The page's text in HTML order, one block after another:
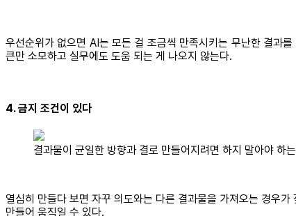
우선순위가 없으면 AI는 모든 걸 조금씩 만족시키는 무난한 결과
큰만 소모하고 실무에도 도움 되는 게 나오지 않는다.
4. 금지 조건이 있다
결과물이 균일한 방향과 결로 만들어지려면 하지 말아야
열심히 만들다 보면 자꾸 의도와는 다른 결과물을 가져오는 경우
만들어 움직일 수 있다.